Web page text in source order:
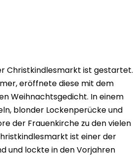
Christkindlesmarkt ist gestartet.
eröffnete diese mit dem
Weihnachtsgedicht. In einem
blonder Lockenperücke und
der Frauenkirche zu den vielen
ist einer der
und lockte in den Vorjahren